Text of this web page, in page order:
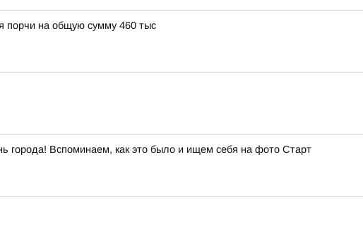
порчи на общую сумму 460 тыс
Вспоминаем, как это было и ищем себя на фото Cтарт